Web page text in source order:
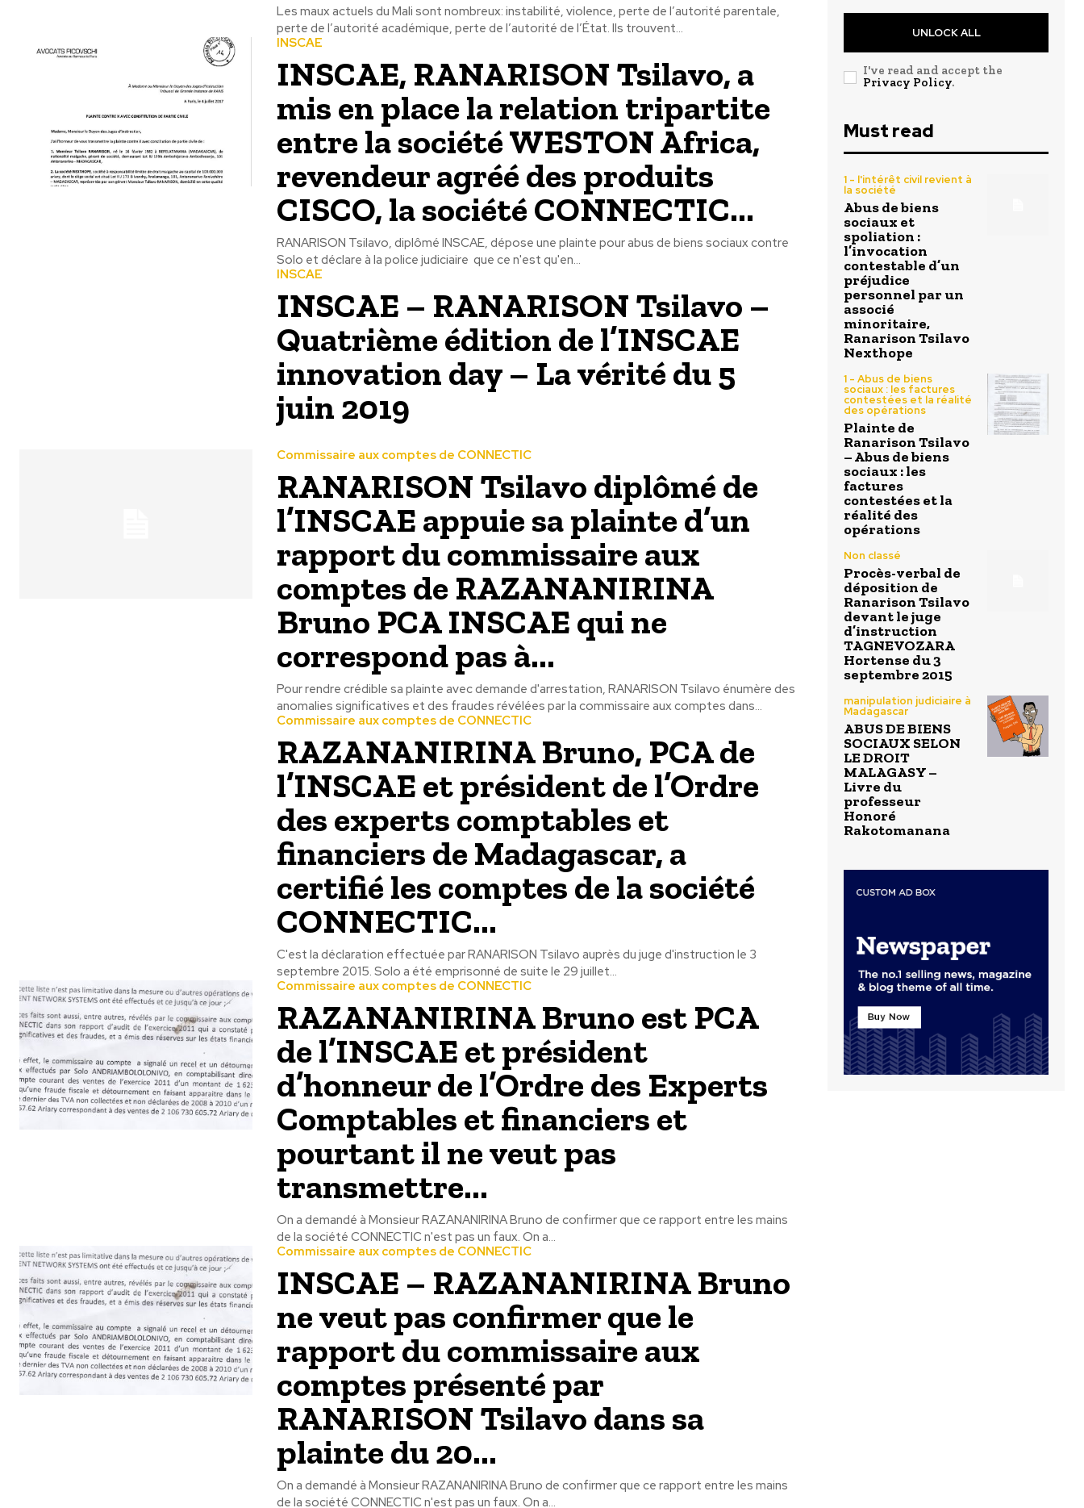
Les maux actuels du Mali sont nombreux: instabilité, violence, perte de l’autorité parentale,
perte de l’autorité académique, perte de l’autorité de l’État. Ils trouvent...
INSCAE
INSCAE, RANARISON Tsilavo, a
mis en place la relation tripartite
entre la société WESTON Africa,
revendeur agréé des produits
CISCO, la société CONNECTIC...
RANARISON Tsilavo, diplômé INSCAE, dépose une plainte pour abus de biens sociaux contre
Solo et déclare à la police judiciaire que ce n'est qu'en...
INSCAE
INSCAE – RANARISON Tsilavo –
Quatrième édition de l’INSCAE
innovation day – La vérité du 5
juin 2019
Commissaire aux comptes de CONNECTIC
RANARISON Tsilavo diplômé de
l’INSCAE appuie sa plainte d’un
rapport du commissaire aux
comptes de RAZANANIRINA
Bruno PCA INSCAE qui ne
correspond pas à...
Pour rendre crédible sa plainte avec demande d'arrestation, RANARISON Tsilavo énumère des
anomalies significatives et des fraudes révélées par la commissaire aux comptes dans...
Commissaire aux comptes de CONNECTIC
RAZANANIRINA Bruno, PCA de
l’INSCAE et président de l’Ordre
des experts comptables et
financiers de Madagascar, a
certifié les comptes de la société
CONNECTIC...
C'est la déclaration effectuée par RANARISON Tsilavo auprès du juge d'instruction le 3
septembre 2015. Solo a été emprisonné de suite le 29 juillet...
Commissaire aux comptes de CONNECTIC
RAZANANIRINA Bruno est PCA
de l’INSCAE et président
d’honneur de l’Ordre des Experts
Comptables et financiers et
pourtant il ne veut pas
transmettre...
On a demandé à Monsieur RAZANANIRINA Bruno de confirmer que ce rapport entre les mains
de la société CONNECTIC n'est pas un faux. On a...
Commissaire aux comptes de CONNECTIC
INSCAE – RAZANANIRINA Bruno
ne veut pas confirmer que le
rapport du commissaire aux
comptes présenté par
RANARISON Tsilavo dans sa
plainte du 20...
On a demandé à Monsieur RAZANANIRINA Bruno de confirmer que ce rapport entre les mains
de la société CONNECTIC n'est pas un faux. On a...
UNLOCK ALL
I've read and accept the
Privacy Policy.
Must read
1 - l'intérêt civil revient à
la société
Abus de biens
sociaux et
spoliation :
l’invocation
contestable d’un
préjudice
personnel par un
associé
minoritaire,
Ranarison Tsilavo
Nexthope
1 - Abus de biens
sociaux : les factures
contestées et la réalité
des opérations
Plainte de
Ranarison Tsilavo
– Abus de biens
sociaux : les
factures
contestées et la
réalité des
opérations
Non classé
Procès-verbal de
déposition de
Ranarison Tsilavo
devant le juge
d’instruction
TAGNEVOZARA
Hortense du 3
septembre 2015
manipulation judiciaire à
Madagascar
ABUS DE BIENS
SOCIAUX SELON
LE DROIT
MALAGASY –
Livre du
professeur
Honoré
Rakotomanana